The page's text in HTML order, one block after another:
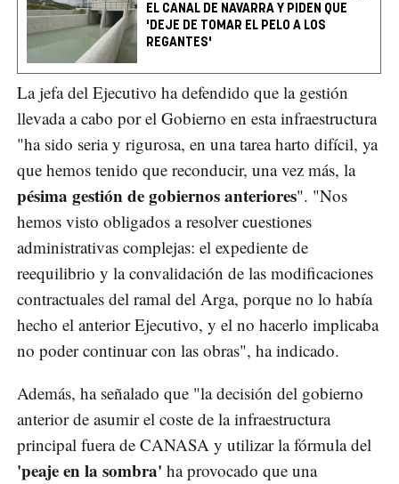
EL CANAL DE NAVARRA Y PIDEN QUE
'DEJE DE TOMAR EL PELO A LOS
REGANTES'
La jefa del Ejecutivo ha defendido que la gestión
llevada a cabo por el Gobierno en esta infraestructura
"ha sido seria y rigurosa, en una tarea harto difícil, ya
que hemos tenido que reconducir, una vez más, la
pésima gestión de gobiernos anteriores". "Nos
hemos visto obligados a resolver cuestiones
administrativas complejas: el expediente de
reequilibrio y la convalidación de las modificaciones
contractuales del ramal del Arga, porque no lo había
hecho el anterior Ejecutivo, y el no hacerlo implicaba
no poder continuar con las obras", ha indicado.
Además, ha señalado que "la decisión del gobierno
anterior de asumir el coste de la infraestructura
principal fuera de CANASA y utilizar la fórmula del
'peaje en la sombra' ha provocado que una